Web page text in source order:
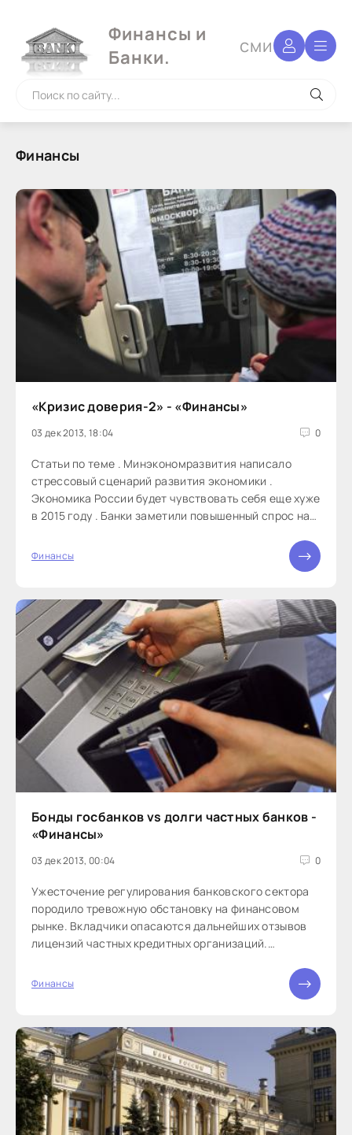
Финансы и
Банки.
сми
Финансы
«Кризис доверия-2» - «Финансы»
03 дек 2013, 18:04 0
Статьи по теме . Минэкономразвития написало
стрессовый сценарий развития экономики .
Экономика России будет чувствовать себя еще хуже
в 2015 году . Банки заметили повышенный спрос на
проектного финансирования объявил о том, что
Финансы
Бонды госбанков vs долги частных банков -
«Финансы»
03 дек 2013, 00:04 0
Ужесточение регулирования банковского сектора
породило тревожную обстановку на финансовом
рынке. Вкладчики опасаются дальнейших отзывов
лицензий частных кредитных организаций.
в ближайшие месяцы ожидают большой приток
Финансы